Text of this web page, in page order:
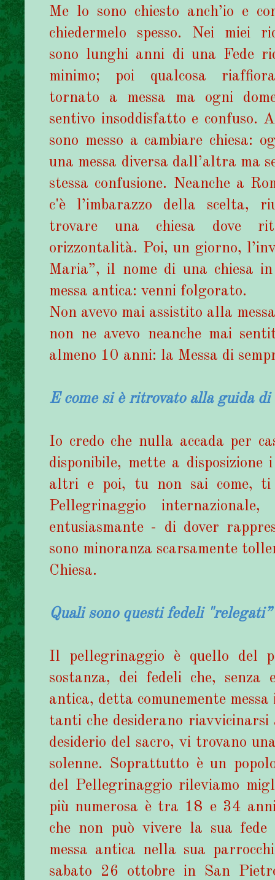
Me lo sono chiesto anch’io e
chiedermelo spesso. Nei miei
sono lunghi anni di una Fede
minimo; poi qualcosa
tornato a messa ma ogni
sentivo insoddisfatto e confuso.
sono messo a cambiare chiesa:
una messa diversa dall’altra ma
stessa confusione. Neanche a
c'è l’imbarazzo della scelta,
trovare una chiesa dove
orizzontalità. Poi, un giorno,
Maria”, il nome di una chiesa
messa antica: venni folgorato.
Non avevo mai assistito alla
non ne avevo neanche mai
almeno 10 anni: la Messa di
E come si è ritrovato alla guida
Io credo che nulla accada per
disponibile, mette a
altri e poi, tu non sai come,
Pellegrinaggio
entusiasmante - di dover
sono minoranza scarsamente
Chiesa.
Quali sono questi fedeli
Il pellegrinaggio è quello del
sostanza, dei fedeli che, senza
antica, detta comunemente
tanti che desiderano
desiderio del sacro, vi trovano
solenne. Soprattutto è un
del Pellegrinaggio rileviamo
più numerosa è tra 18 e 34
che non può vivere la sua
messa antica nella sua
sabato 26 ottobre in San